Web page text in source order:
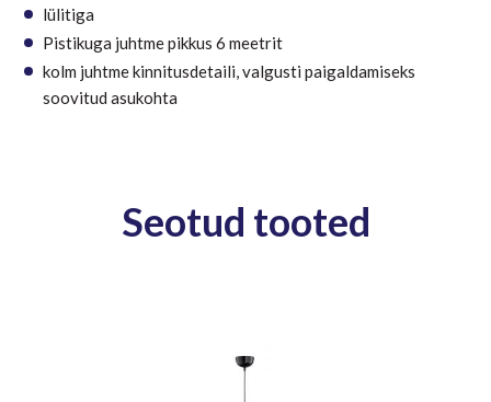
lülitiga
Pistikuga juhtme pikkus 6 meetrit
kolm juhtme kinnitusdetaili, valgusti paigaldamiseks
soovitud asukohta
Seotud tooted